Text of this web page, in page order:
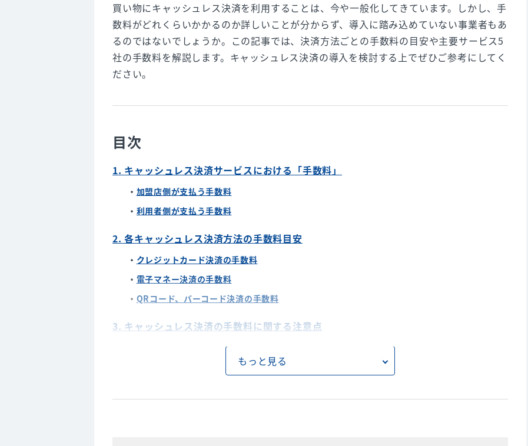
買い物にキャッシュレス決済を利用することは、今や一般化してきています。しかし、手
数料がどれくらいかかるのか詳しいことが分からず、導入に踏み込めていない事業者もあ
るのではないでしょうか。この記事では、決済方法ごとの手数料の目安や主要サービス5
社の手数料を解説します。キャッシュレス決済の導入を検討する上でぜひご参考にしてく
ださい。
目次
1. キャッシュレス決済サービスにおける「手数料」
加盟店側が支払う手数料
利用者側が支払う手数料
2. 各キャッシュレス決済方法の手数料目安
クレジットカード決済の手数料
電子マネー決済の手数料
QRコード、バーコード決済の手数料
3. キャッシュレス決済の手数料に関する注意点
4. キャッシュレス決済を導入するメリット
顧客単価の向上が見込める
もっと見る